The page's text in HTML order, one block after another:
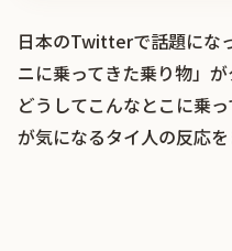
日本のTwitterで話題にな
ニに乗ってきた乗り物」
どうしてこんなとこに乗
が気になるタイ人の反応を